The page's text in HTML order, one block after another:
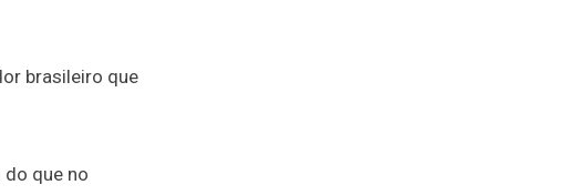
brasileiro que
que no